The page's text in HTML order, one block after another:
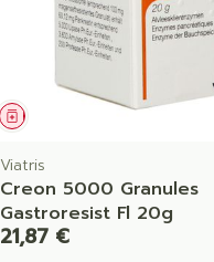
Médicament
Viatris
Creon 5000 Granules
Gastroresist Fl 20g
21,87 €